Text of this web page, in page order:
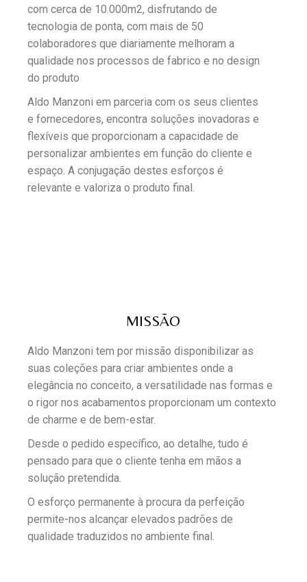
com cerca de 10.000m2, disfrutando de
tecnologia de ponta, com mais de 50
colaboradores que diariamente melhoram a
qualidade nos processos de fabrico e no design
do produto
Aldo Manzoni em parceria com os seus clientes
e fornecedores, encontra soluções inovadoras e
flexíveis que proporcionam a capacidade de
personalizar ambientes em função do cliente e
espaço. A conjugação destes esforços é
relevante e valoriza o produto final.
MISSÃO
Aldo Manzoni tem por missão disponibilizar as
suas coleções para criar ambientes onde a
elegância no conceito, a versatilidade nas formas e
o rigor nos acabamentos proporcionam um contexto
de charme e de bem-estar.
Desde o pedido específico, ao detalhe, tudo é
pensado para que o cliente tenha em mãos a
solução pretendida.
O esforço permanente à procura da perfeição
permite-nos alcançar elevados padrões de
qualidade traduzidos no ambiente final.